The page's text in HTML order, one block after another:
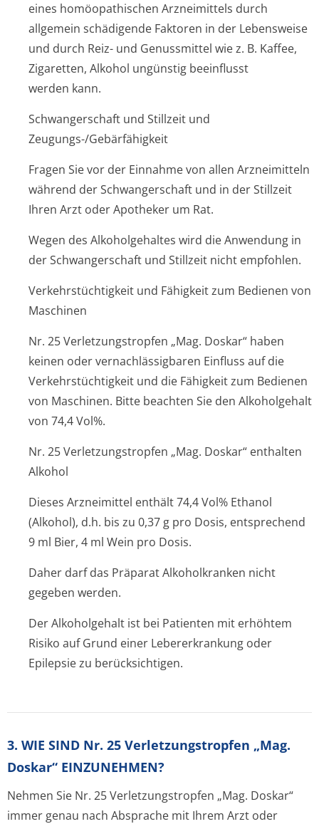
eines homöopathischen Arzneimittels durch
allgemein schädigende Faktoren in der Lebensweise
und durch Reiz- und Genussmittel wie z. B. Kaffee,
Zigaretten, Alkohol ungünstig beeinflusst
werden kann.
Schwangerschaft und Stillzeit und
Zeugungs-/Gebärfähigkeit
Fragen Sie vor der Einnahme von allen Arzneimitteln
während der Schwangerschaft und in der Stillzeit
Ihren Arzt oder Apotheker um Rat.
Wegen des Alkoholgehaltes wird die Anwendung in
der Schwangerschaft und Stillzeit nicht empfohlen.
Verkehrstüchtigkeit und Fähigkeit zum Bedienen von
Maschinen
Nr. 25 Verletzungstrop­fen „Mag. Doskar“ haben
keinen oder vernachlässigbaren Einfluss auf die
Verkehrstüchtigkeit und die Fähigkeit zum Bedienen
von Maschinen. Bitte beachten Sie den Alkoholgehalt
von 74,4 Vol%.
Nr. 25 Verletzungstropfen „Mag. Doskar“ enthalten
Alkohol
Dieses Arzneimittel enthält 74,4 Vol% Ethanol
(Alkohol), d.h. bis zu 0,37 g pro Dosis, entsprechend
9 ml Bier, 4 ml Wein pro Dosis.
Daher darf das Präparat Alkoholkranken nicht
gegeben werden.
Der Alkoholgehalt ist bei Patienten mit erhöhtem
Risiko auf Grund einer Lebererkrankung oder
Epilepsie zu berücksichtigen.
3. WIE SIND Nr. 25 Verletzungstropfen „Mag.
Doskar“ EINZUNEHMEN?
Nehmen Sie Nr. 25 Verletzungstrop­fen „Mag. Doskar“
immer genau nach Absprache mit Ihrem Arzt oder